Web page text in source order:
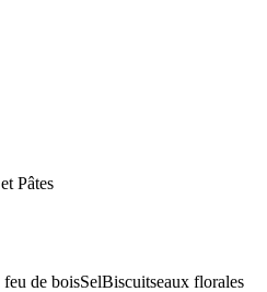
Pâtes
feu de boisSelBiscuitseaux florales